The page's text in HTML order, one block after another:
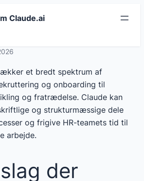
Claude.ai
et bredt spektrum af
og onboarding til
og fratrædelse. Claude kan
og strukturmæssige dele
og frigive HR-teamets tid til
arbejde.
der